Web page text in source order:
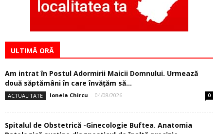
ULTIMĂ ORĂ
Am intrat în Postul Adormirii Maicii Domnului. Urmează
două săptămâni în care învăţăm să...
ACTUALITATE Ionela Chircu - 04/08/2026 0
Spitalul de Obstetrică -Ginecologie Buftea. Anatomia